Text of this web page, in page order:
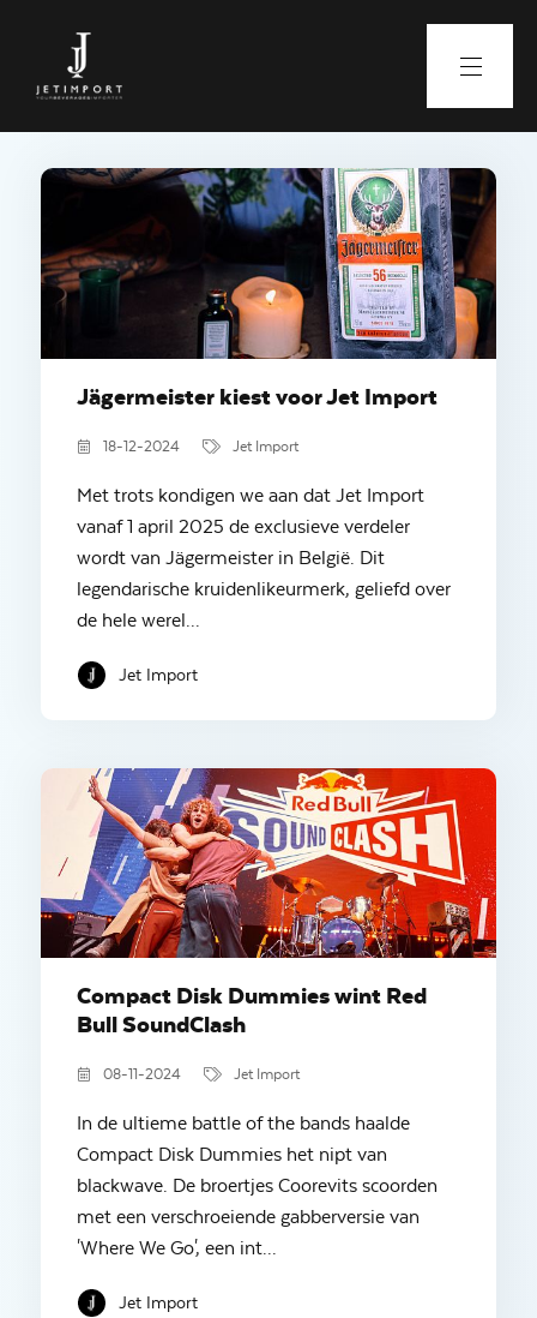
Jägermeister kiest voor Jet Import
18-12-2024 Jet Import
Met trots kondigen we aan dat Jet Import
vanaf 1 april 2025 de exclusieve verdeler
wordt van Jägermeister in België. Dit
legendarische kruidenlikeurmerk, geliefd over
de hele werel...
Jet Import
Compact Disk Dummies wint Red
Bull SoundClash
08-11-2024 Jet Import
In de ultieme battle of the bands haalde
Compact Disk Dummies het nipt van
blackwave. De broertjes Coorevits scoorden
met een verschroeiende gabberversie van
'Where We Go', een int...
Jet Import